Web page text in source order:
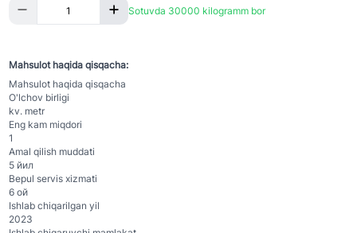
Sotuvda 30000 kilogramm bor
Mahsulot haqida qisqacha:
Mahsulot haqida qisqacha
O'lchov birligi
kv. metr
Eng kam miqdori
1
Amal qilish muddati
5 йил
Bepul servis xizmati
6 ой
Ishlab chiqarilgan yil
2023